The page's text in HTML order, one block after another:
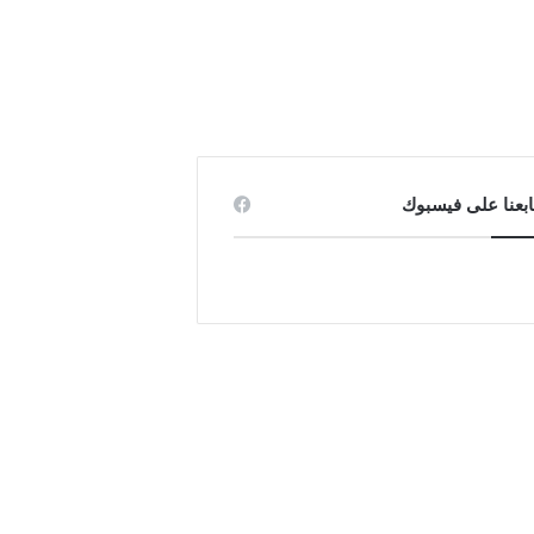
على فيسبوك